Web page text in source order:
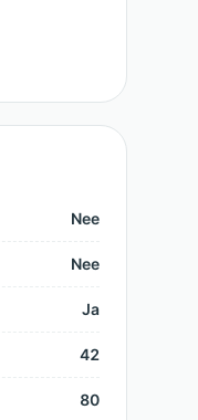
Nee
Nee
Ja
42
80